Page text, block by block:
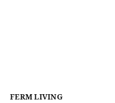
FERM LIVING